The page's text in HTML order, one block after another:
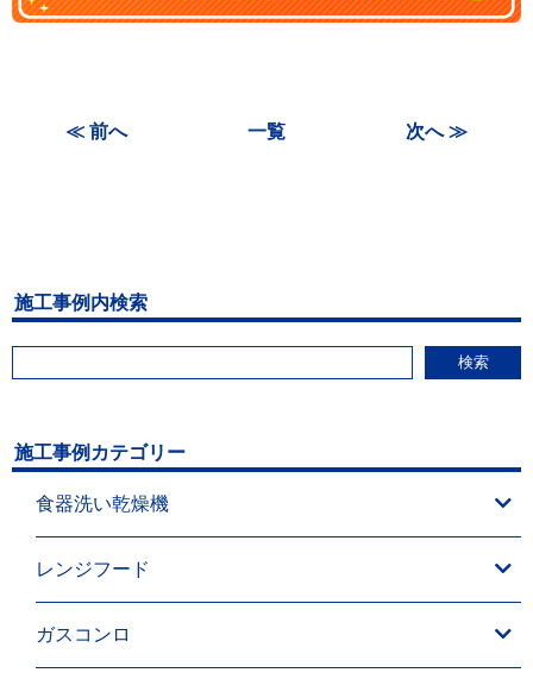
≪ 前へ 一覧 次へ ≫
施工事例内検索
検索
施工事例カテゴリー
食器洗い乾燥機
レンジフード
ガスコンロ